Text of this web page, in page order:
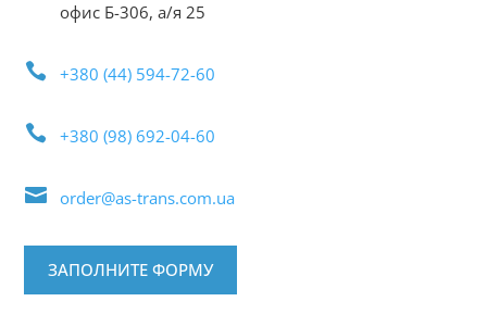
офис Б-306, а/я 25
 +380 (44) 594-72-60
 +380 (98) 692-04-60
 order@as-trans.com.ua
ЗАПОЛНИТЕ ФОРМУ